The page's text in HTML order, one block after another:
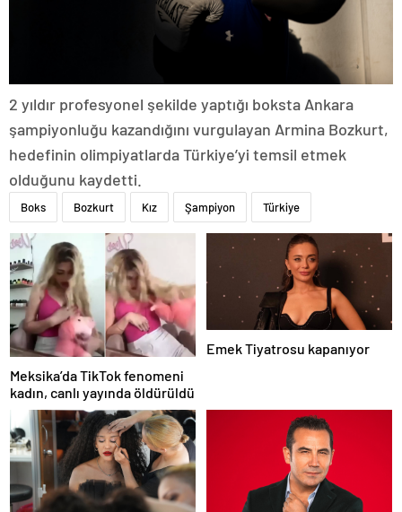
2 yıldır profesyonel şekilde yaptığı boksta Ankara
şampiyonluğu kazandığını vurgulayan Armina Bozkurt,
hedefinin olimpiyatlarda Türkiye’yi temsil etmek
olduğunu kaydetti.
Boks Bozkurt Kız Şampiyon Türkiye
Meksika’da TikTok fenomeni
kadın, canlı yayında öldürüldü
Emek Tiyatrosu kapanıyor